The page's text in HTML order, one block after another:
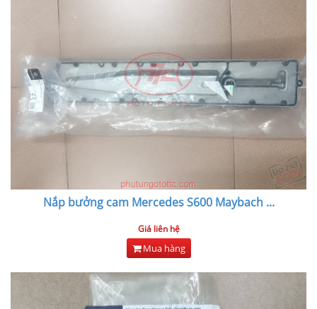
Nắp bưởng cam Mercedes S600 Maybach...
Giá liên hệ
Mua hàng